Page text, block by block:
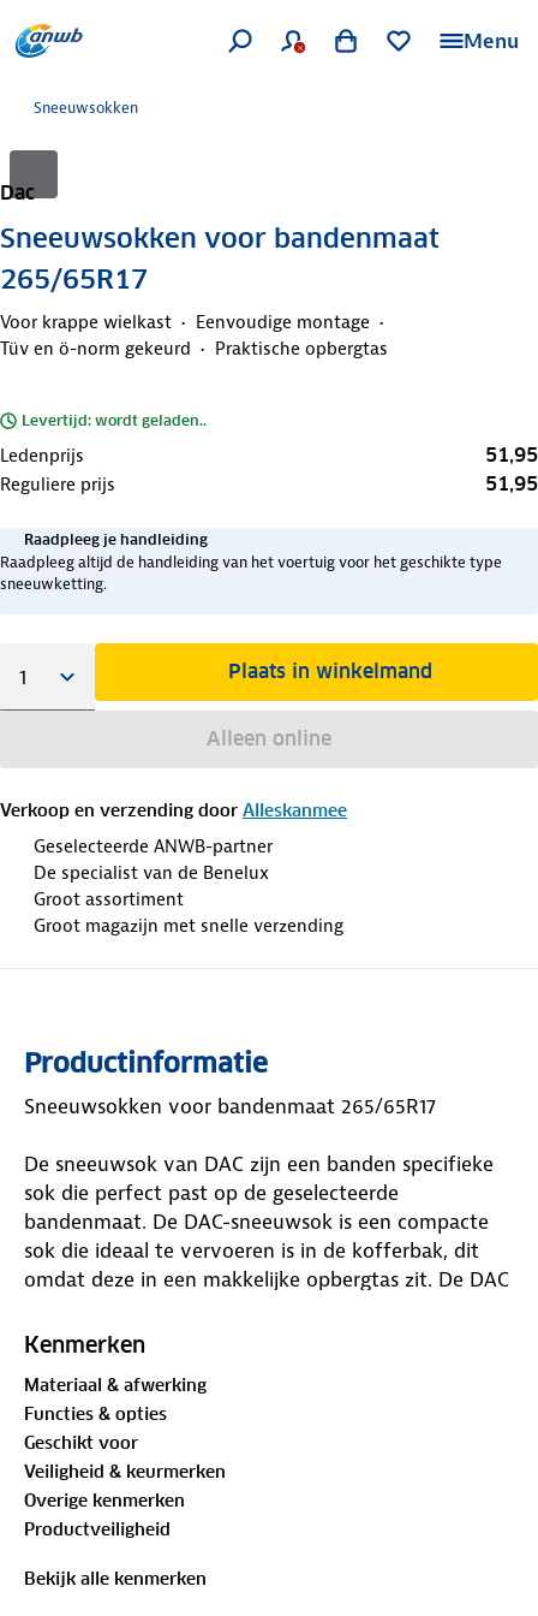
Menu
Sneeuwsokken
Dac
Sneeuwsokken voor bandenmaat
265/65R17
Voor krappe wielkast
Eenvoudige montage
Tüv en ö-norm gekeurd
Praktische opbergtas
Levertijd: wordt geladen..
Ledenprijs 51,95
Reguliere prijs 51,95
Raadpleeg je handleiding
Raadpleeg altijd de handleiding van het voertuig voor het geschikte type
sneeuwketting.
Plaats in winkelmand
Alleen online
Verkoop en verzending door Alleskanmee
Geselecteerde ANWB-partner
De specialist van de Benelux
Groot assortiment
Groot magazijn met snelle verzending
Productinformatie
Sneeuwsokken voor bandenmaat 265/65R17
De sneeuwsok van DAC zijn een banden specifieke
sok die perfect past op de geselecteerde
bandenmaat. De DAC-sneeuwsok is een compacte
sok die ideaal te vervoeren is in de kofferbak, dit
omdat deze in een makkelijke opbergtas zit. De DAC
voldoen aan alle certificering binnen Europa, dat
ten opzichte van de sneeuwketting.
Waar is deze Sneeuwsokken voor bandenmaat
265/65R17 geschikt voor
De DAC-sneeuwsokken zijn het ideale hulpmiddel als
je onderweg in winterse omstandigheden terecht
komt. De sneeuwsok is zeer geschikt voor de
Kenmerken
Materiaal & afwerking
Functies & opties
Geschikt voor
Veiligheid & keurmerken
Overige kenmerken
Productveiligheid
Bekijk alle kenmerken